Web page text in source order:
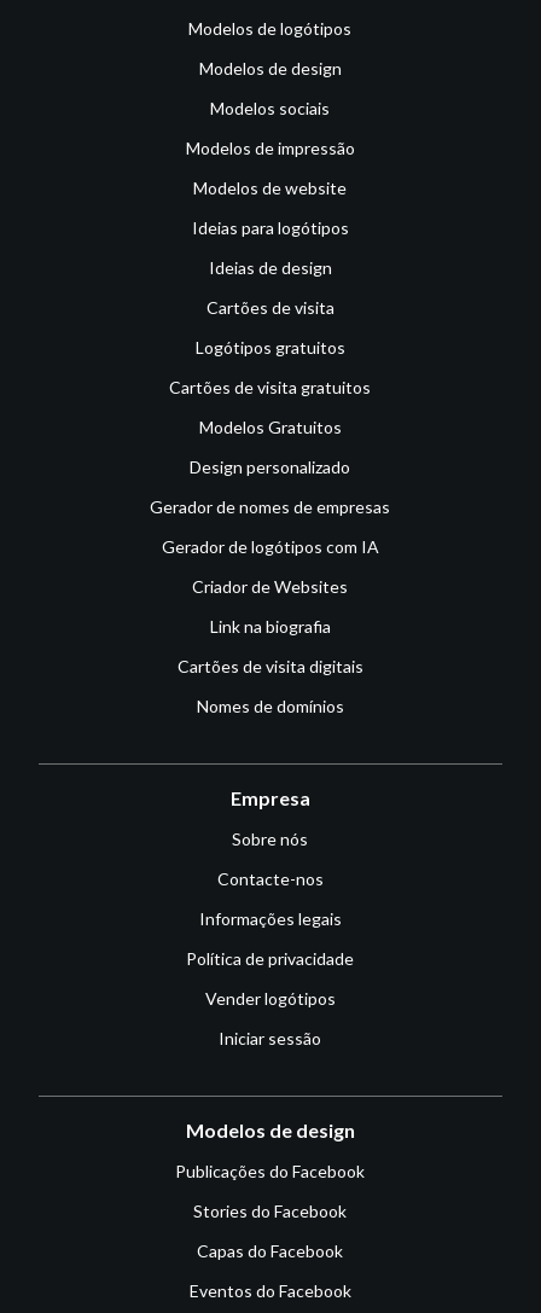
Modelos de logótipos
Modelos de design
Modelos sociais
Modelos de impressão
Modelos de website
Ideias para logótipos
Ideias de design
Cartões de visita
Logótipos gratuitos
Cartões de visita gratuitos
Modelos Gratuitos
Design personalizado
Gerador de nomes de empresas
Gerador de logótipos com IA
Criador de Websites
Link na biografia
Cartões de visita digitais
Nomes de domínios
Empresa
Sobre nós
Contacte-nos
Informações legais
Política de privacidade
Vender logótipos
Iniciar sessão
Modelos de design
Publicações do Facebook
Stories do Facebook
Capas do Facebook
Eventos do Facebook